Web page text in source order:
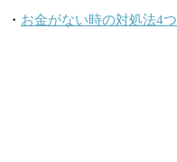
・ お金がない時の対処法4つ